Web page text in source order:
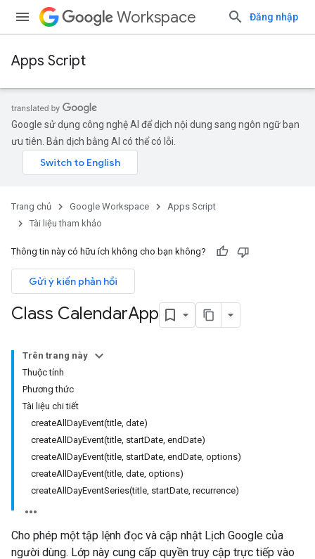
Workspace Đăng nhập
Apps Script
Google sử dụng công nghệ AI để dịch nội dung sang ngôn ngữ bạn
ưu tiên. Bản dịch bằng AI có thể có lỗi.
Trang chủ Google Workspace
Apps Script
Tài liệu tham khảo
Thông tin này có hữu ích không cho bạn không?
Gửi ý kiến phản hồi
Class CalendarApp
Trên trang này
Thuộc tính
Phương thức
Tài liệu chi tiết
createAllDayEvent(title, date)
createAllDayEvent(title, startDate, endDate)
createAllDayEvent(title, startDate, endDate, options)
createAllDayEvent(title, date, options)
createAllDayEventSeries(title, startDate, recurrence)
Cho phép một tập lệnh đọc và cập nhật Lịch Google của
người dùng. Lớp này cung cấp quyền truy cập trực tiếp vào